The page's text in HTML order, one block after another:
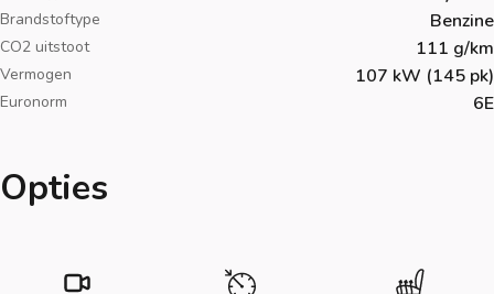
Brandstoftype Benzine
CO2 uitstoot 111 g/km
Vermogen 107 kW (145 pk)
Euronorm 6E
Opties